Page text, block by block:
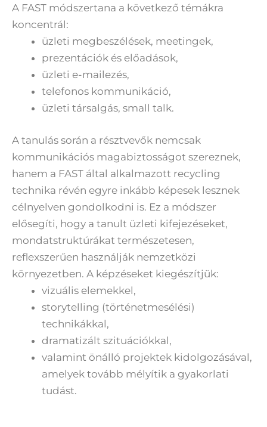
A FAST módszertana a következő témákra
koncentrál:
üzleti megbeszélések, meetingek,
prezentációk és előadások,
üzleti e-mailezés,
telefonos kommunikáció,
üzleti társalgás, small talk.
A tanulás során a résztvevők nemcsak
kommunikációs magabiztosságot szereznek,
hanem a FAST által alkalmazott recycling
technika révén egyre inkább képesek lesznek
célnyelven gondolkodni is. Ez a módszer
elősegíti, hogy a tanult üzleti kifejezéseket,
mondatstruktúrákat természetesen,
reflexszerűen használják nemzetközi
környezetben. A képzéseket kiegészítjük:
vizuális elemekkel,
storytelling (történetmesélési)
technikákkal,
dramatizált szituációkkal,
valamint önálló projektek kidolgozásával,
amelyek tovább mélyítik a gyakorlati
tudást.